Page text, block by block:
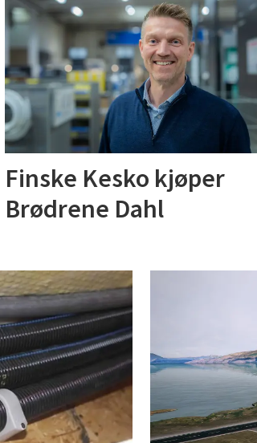
Finske Kesko kjøper
Brødrene Dahl